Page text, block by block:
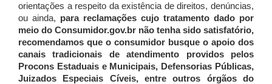
orientações a respeito da existência de direitos, denúncias,
ou ainda, para reclamações cujo tratamento dado por
meio do Consumidor.gov.br não tenha sido satisfatório,
recomendamos que o consumidor busque o apoio dos
canais tradicionais de atendimento providos pelos
Procons Estaduais e Municipais, Defensorias Públicas,
Juizados Especiais Cíveis, entre outros órgãos do